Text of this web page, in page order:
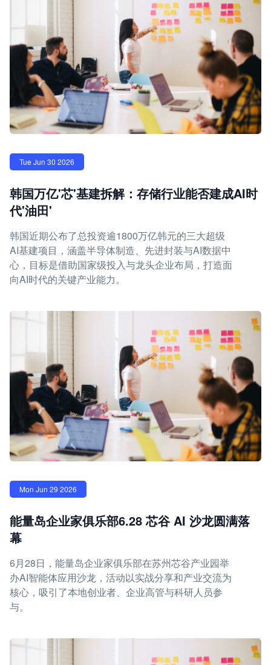
Tue Jun 30 2026
韩国万亿'芯'基建拆解：存储行业能否建成AI时
代'油田'
韩国近期公布了总投资逾1800万亿韩元的三大超级
AI基建项目，涵盖半导体制造、先进封装与AI数据中
心，目标是借助国家级投入与龙头企业布局，打造面
向AI时代的关键产业能力。
Mon Jun 29 2026
能量岛企业家俱乐部6.28 芯谷 AI 沙龙圆满落
幕
6月28日，能量岛企业家俱乐部在苏州芯谷产业园举
办AI智能体应用沙龙，活动以实战分享和产业交流为
核心，吸引了本地创业者、企业高管与科研人员参
与。